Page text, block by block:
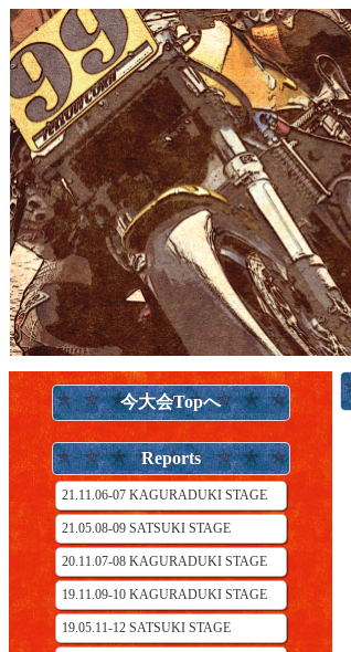
今大会Topへ
Reports
21.11.06-07 KAGURADUKI STAGE
21.05.08-09 SATSUKI STAGE
20.11.07-08 KAGURADUKI STAGE
19.11.09-10 KAGURADUKI STAGE
19.05.11-12 SATSUKI STAGE